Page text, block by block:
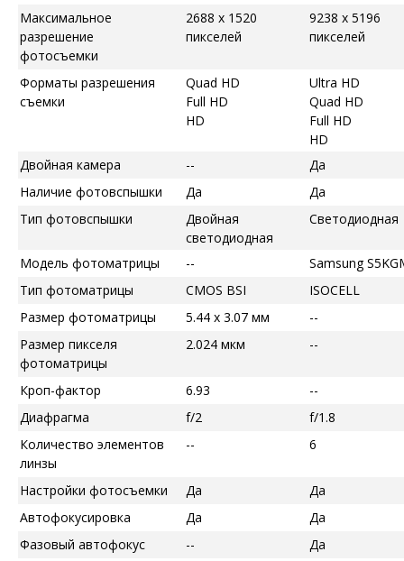
Максимальное
разрешение
фотосъемки
2688 x 1520
пикселей
9238 x 5196
пикселей
Форматы разрешения
съемки
Quad HD
Full HD
HD
Ultra HD
Quad HD
Full HD
HD
Двойная камера
--
Да
Наличие фотовспышки
Да
Да
Тип фотовспышки
Двойная
светодиодная
Светодиодная
Модель фотоматрицы --
Samsung
Тип фотоматрицы
CMOS BSI
ISOCELL
Размер фотоматрицы
5.44 x 3.07 мм
--
Размер пикселя
фотоматрицы
2.024 мкм --
Кроп-фактор 6.93
--
Диафрагма
f/2
f/1.8
Количество элементов
линзы
-- 6
Настройки фотосъемки Да
Да
Автофокусировка
Да
Да
Фазовый автофокус
--
Да